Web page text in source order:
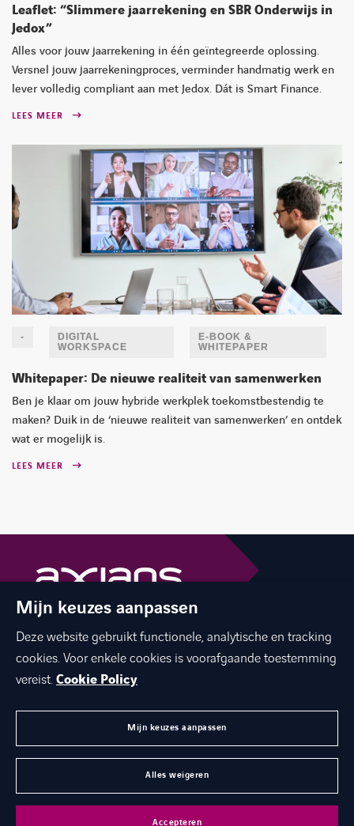
Leaflet: “Slimmere jaarrekening en SBR Onderwijs in
Jedox”
Alles voor jouw jaarrekening in één geïntegreerde oplossing.
Versnel jouw jaarrekeningproces, verminder handmatig werk en
lever volledig compliant aan met Jedox. Dát is Smart Finance.
LEES MEER
-
DIGITAL
WORKSPACE
E-BOOK &
WHITEPAPER
Whitepaper: De nieuwe realiteit van samenwerken
Ben je klaar om jouw hybride werkplek toekomstbestendig te
maken? Duik in de ‘nieuwe realiteit van samenwerken’ en ontdek
wat er mogelijk is.
LEES MEER
The best of ICT with a human touch
linkedinyoutubefacebook
twitterinstagram
©Axians 2026
Disclaimer
Mijn keuzes aanpassen
Deze website gebruikt functionele, analytische en tracking
cookies. Voor enkele cookies is voorafgaande toestemming
vereist.Cookie Policy
Mijn keuzes aanpassen
Alles weigeren
Accepteren